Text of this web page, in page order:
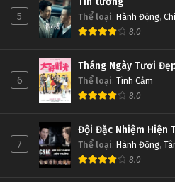
5 Thể loại: Hành Động,
8.0
6
Tháng Ngày Tươi
Thể loại: Tình Cảm
8.0
7
Đội Đặc Nhiệm Hiện
Thể loại: Hành Động,
8.0